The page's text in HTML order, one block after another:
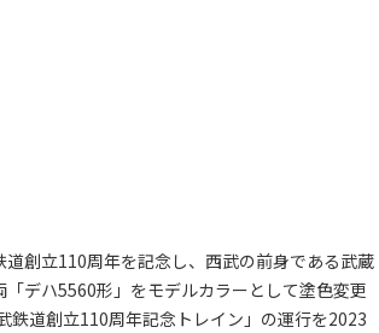
創立110周年を記念し、西武の前身である武蔵
デハ5560形」をモデルカラーとして塗色変更
鉄道創立110周年記念トレイン」の運行を2023